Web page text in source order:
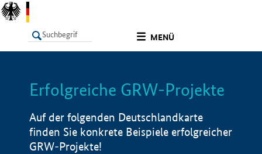
MENÜ
LISTE Info
Erfolgreiche GRW-Projekte
Auf der folgenden Deutschlandkarte
finden Sie konkrete Beispiele erfolgreicher
GRW-Projekte!